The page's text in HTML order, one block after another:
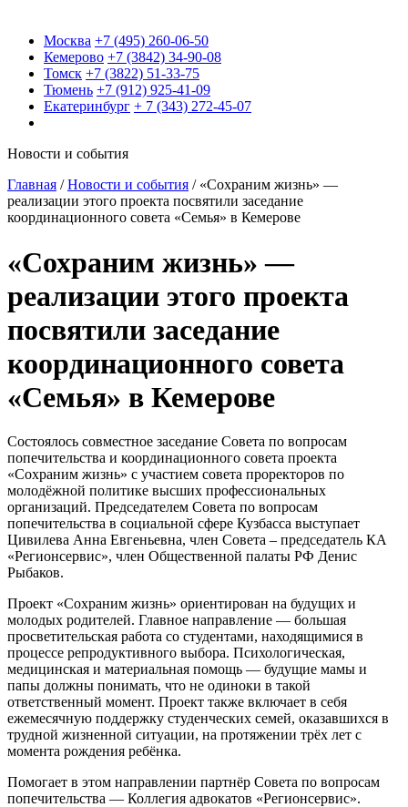
Москва +7 (495) 260-06-50
Кемерово +7 (3842) 34-90-08
Томск +7 (3822) 51-33-75
Тюмень +7 (912) 925-41-09
Екатеринбург + 7 (343) 272-45-07
Новости и события
Главная /Новости и события / «Сохраним жизнь» —
реализации этого проекта посвятили заседание
координационного совета «Семья» в Кемерове
«Сохраним жизнь» —
реализации этого проекта
посвятили заседание
координационного совета
«Семья» в Кемерове
Состоялось совместное заседание Совета по вопросам
попечительства и координационного совета проекта
«Сохраним жизнь» с участием совета проректоров по
молодёжной политике высших профессиональных
организаций. Председателем Совета по вопросам
попечительства в социальной сфере Кузбасса выступает
Цивилева Анна Евгеньевна, член Совета – председатель КА
«Регионсервис», член Общественной палаты РФ Денис
Рыбаков.
Проект «Сохраним жизнь» ориентирован на будущих и
молодых родителей. Главное направление — большая
просветительская работа со студентами, находящимися в
процессе репродуктивного выбора. Психологическая,
медицинская и материальная помощь — будущие мамы и
папы должны понимать, что не одиноки в такой
ответственный момент. Проект также включает в себя
ежемесячную поддержку студенческих семей, оказавшихся в
трудной жизненной ситуации, на протяжении трёх лет с
момента рождения ребёнка.
Помогает в этом направлении партнёр Совета по вопросам
попечительства — Коллегия адвокатов «Регионсервис».